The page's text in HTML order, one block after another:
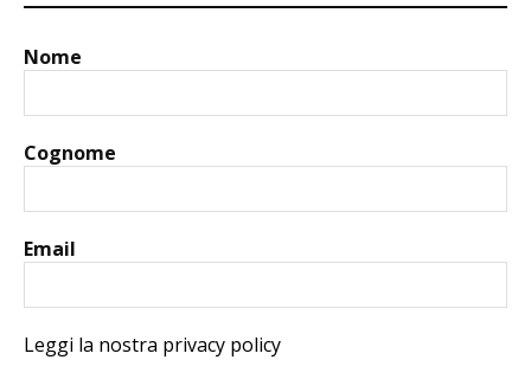
Nome
Cognome
Email
Leggi la nostra privacy policy